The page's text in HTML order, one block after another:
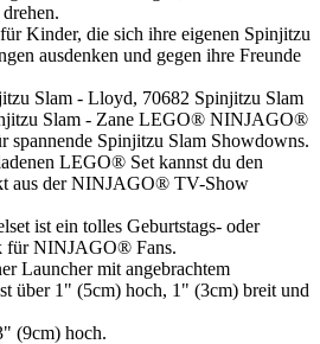
Kinder, die sich ihre eigenen Spinjitzu
ausdenken und gegen ihre Freunde
Slam - Lloyd, 70682 Spinjitzu Slam
Slam - Zane LEGO® NINJAGO®
spannende Spinjitzu Slam Showdowns.
LEGO® Set kannst du den
aus der NINJAGO® TV-Show
ist ein tolles Geburtstags- oder
für NINJAGO® Fans.
Launcher mit angebrachtem
über 1" (5cm) hoch, 1" (3cm) breit und
(9cm) hoch.